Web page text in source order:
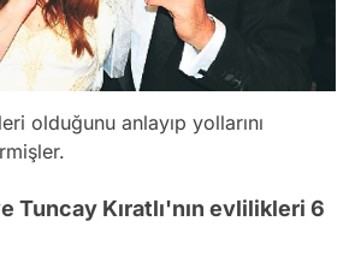
olduğunu anlayıp yollarını
Tuncay Kıratlı'nın evlilikleri 6